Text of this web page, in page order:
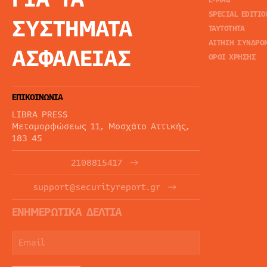
ΣΥΣΤΗΜΑΤΑ
ΑΣΦΑΛΕΙΑΣ
ΕΠΙΚΟΙΝΩΝΙΑ
LIBRA PRESS
Μεταμορφώσεως 11, Μοσχάτο Αττικής,
183 45
2108815417
support@securityreport.gr
ΕΝΗΜΕΡΩΤΙΚΑ ΔΕΛΤΙΑ
SPECIAL
ΤΑΥΤΟΤΗΤΑ
ΑΙΤΗΣΗ
ΟΡΟΙ ΧΡΗΣΗΣ